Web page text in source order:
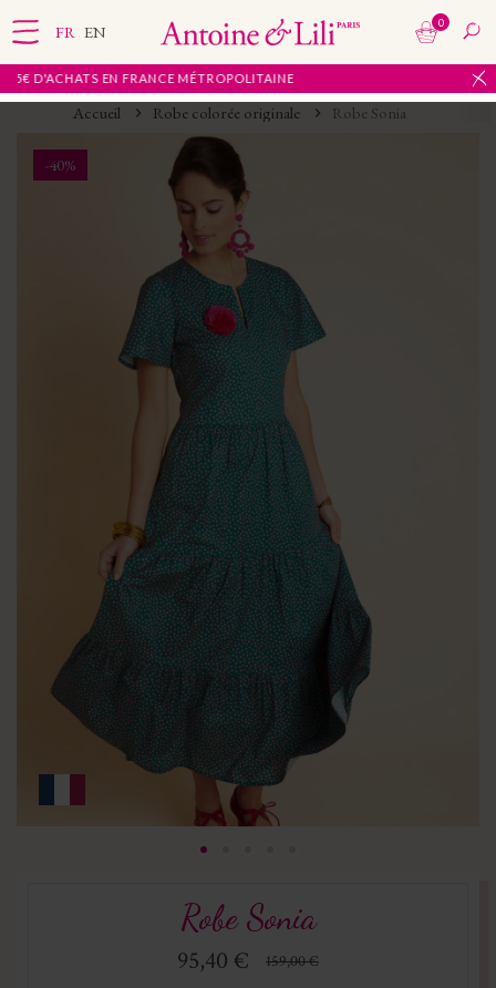
EN FRANCE MÉTROPOLITAINE
FR EN 0
Accueil Robe colorée originale Robe Sonia
-40%
Robe Sonia
95,40 € 159,00 €